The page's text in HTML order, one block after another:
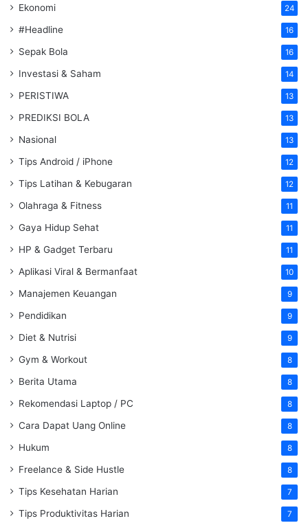
Ekonomi 24
#Headline 16
Sepak Bola 16
Investasi & Saham 14
PERISTIWA 13
PREDIKSI BOLA 13
Nasional 13
Tips Android / iPhone 12
Tips Latihan & Kebugaran 12
Olahraga & Fitness 11
Gaya Hidup Sehat 11
HP & Gadget Terbaru 11
Aplikasi Viral & Bermanfaat 10
Manajemen Keuangan 9
Pendidikan 9
Diet & Nutrisi 9
Gym & Workout 8
Berita Utama 8
Rekomendasi Laptop / PC 8
Cara Dapat Uang Online 8
Hukum 8
Freelance & Side Hustle 8
Tips Kesehatan Harian 7
Tips Produktivitas Harian 7